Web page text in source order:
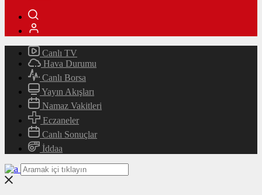
Canlı TV
Hava Durumu
Canlı Borsa
Yayın Akışları
Namaz Vakitleri
Eczaneler
Canlı Sonuçlar
İddaa